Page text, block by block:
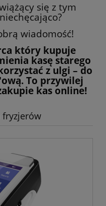
się z tym
wiadomość!
który kupuje
kasę starego
z ulgi – do
To przywilej
kas online!
fryzjerów